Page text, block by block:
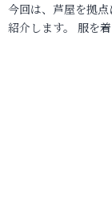
今回は、芦屋を拠
紹介します。 服を